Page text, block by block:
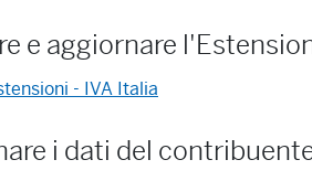
e aggiornare
- IVA Italia
i dati del